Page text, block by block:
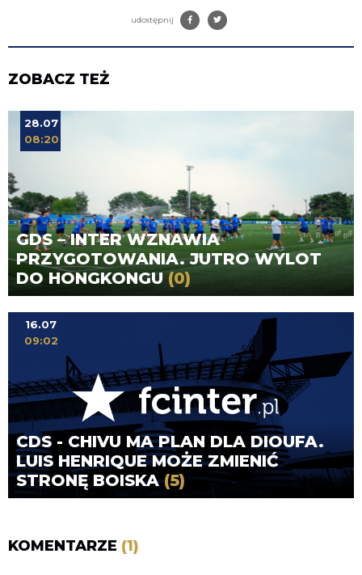
udostępnij
ZOBACZ TEŻ
GDS – INTER WZNAWIA
PRZYGOTOWANIA. JUTRO WYLOT
DO HONGKONGU(0)
28.07
08:20
CDS - CHIVU MA PLAN DLA DIOUFA.
LUIS HENRIQUE MOŻE ZMIENIĆ
STRONĘ BOISKA(5)
16.07
09:02
KOMENTARZE (1)